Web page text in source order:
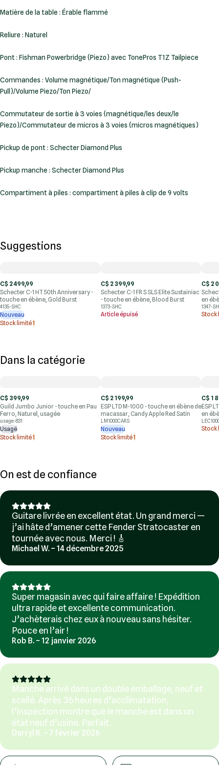
Matière de la table : Érable flammé
Reliure : Naturel
Pont : Fishman Powerbridge (Piezo) avec TonePros T1Z Tailpiece
Commandes : Volume magnétique/Ton magnétique (Push-
Pull)/Volume Piezo/Ton Piezo/
Commutateur de sortie à 3 voies (magnétique/les deux/le
Piezo)/Commutateur de micros à 3 voies (micros magnétiques)
Pickup de pont : Schecter Diamond Plus
Pickup manche : Schecter Diamond Plus
Compartiment à piles : compartiment à piles à clip de 9 volts
Suggestions
C$ 2 499,99
Schecter C-1 HT 50th Anniversary -
touche en ébène, Gold Burst
4135-SHC
Nouveau
Stock limité1
C$ 2 399,99
Schecter C-1 FR S SLS Elite Sustainiac
- touche en ébène, Blood Burst
1373-SHC
Article épuisé
C$ 2
en
1347-
Stock
Dans la catégorie
C$ 399,99
Guild Jumbo Junior - touche en Pau
Ferro, Naturel, usagée
usage-831
Usagé
Stock limité1
C$ 2 199,99
ESP LTD M-1000 - touche en ébène de
macassar, Candy Apple Red Satin
LM1000CARS
Nouveau
Stock limité1
C$ 1
ESP
en
Stock
On est de confiance
Guitare livrée en excellent état. Un grand merci —
j’ai hâte d’amener cette Fender Stratocaster en
tournée avec nous. Merci ! 🎸
Michael W. – 14 décembre 2025
Super magasin avec qui faire affaire ! Expédition
ultra rapide et excellente communication.
J’achèterais chez eux à nouveau sans hésiter.
Pouce en l’air !
Rob B. – 12 janvier 2026
Manche arrivé dans un double emballage, neuf et
scellé. Après 36 heures d’acclimatation,
l’inspection montre que le manche est dans un
état neuf d’usine. Parfait.
Darryl R. – 7 février 2026